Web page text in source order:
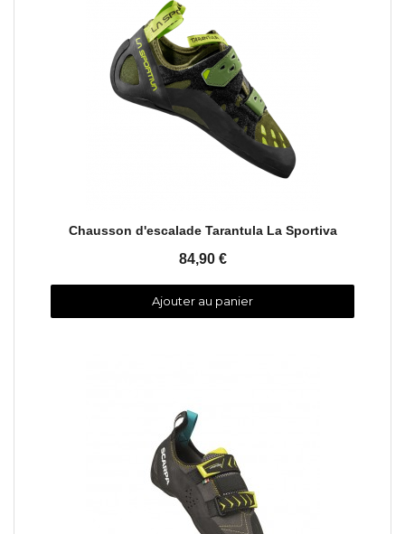
Aperçu rapide
Chausson d'escalade Tarantula La Sportiva
84,90 €
Ajouter au panier